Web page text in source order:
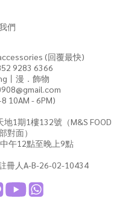
們
(回覆最快)
9283 6366
丨漫．飾物
10AM - 6PM)
1期1樓132號（M&S FOOD
對面）
午12點至晚上9點
冊人A-B-26-02-10434